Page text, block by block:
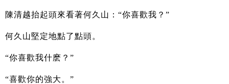
陳清越抬起頭來看著何久山：“你喜歡我？”
何久山堅定地點了點頭。
“你喜歡我什麽？”
“喜歡你的強大。”